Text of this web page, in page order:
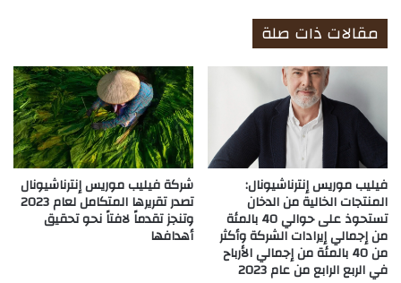
مقالات ذات صلة
فيليب موريس إنترناشيونال:
المنتجات الخالية من الدخان
تستحوذ على حوالي 40 بالمئة
من إجمالي إيرادات الشركة وأكثر
من 40 بالمئة من إجمالي الأرباح
في الربع الرابع من عام 2023
شركة فيليب موريس إنترناشيونال
تصدر تقريرها المتكامل لعام 2023
وتنجز تقدماً لافتاً نحو تحقيق
أهدافها